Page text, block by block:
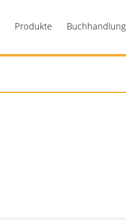
Produkte Buchhandlung